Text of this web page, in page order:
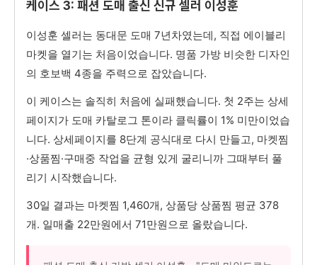
케이스 3: 패션 도매 출신 신규 셀러 이성훈
이성훈 셀러는 동대문 도매 7년차였는데, 직접 에이블리
마켓을 열기는 처음이었습니다. 명품 가방 비슷한 디자인
의 호보백 4종을 주력으로 잡았습니다.
이 케이스는 솔직히 처음에 실패했습니다. 첫 2주는 상세
페이지가 도매 카탈로그 톤이라 클릭률이 1% 미만이었습
니다. 상세페이지를 8단계 공식대로 다시 만들고, 마켓찜
·상품찜·구매중 작업을 균형 있게 굴리니까 그때부터 풀
리기 시작했습니다.
30일 결과는 마켓찜 1,460개, 상품당 상품찜 평균 378
개. 일매출 22만원에서 71만원으로 올랐습니다.